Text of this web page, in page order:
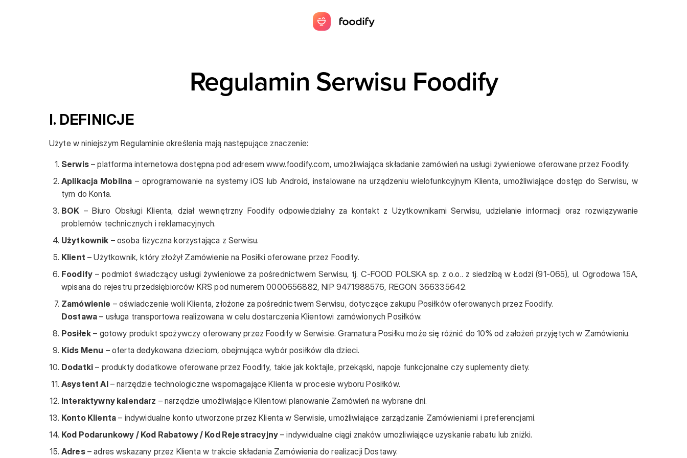
Regulamin Serwisu Foodify
I. DEFINICJE
Użyte w niniejszym Regulaminie określenia mają następujące znaczenie:
Serwis– platforma internetowa dostępna pod adresem www.foodify.com, umożliwiająca składanie zamówień na usługi żywieniowe oferowane przez Foodify.
Aplikacja Mobilna – oprogramowanie na systemy iOS lub Android, instalowane na urządzeniu wielofunkcyjnym Klienta, umożliwiające dostęp do Serwisu, w
tym do Konta.
BOK – Biuro Obsługi Klienta, dział wewnętrzny Foodify odpowiedzialny za kontakt z Użytkownikami Serwisu, udzielanie informacji oraz rozwiązywanie
problemów technicznych i reklamacyjnych.
Użytkownik – osoba fizyczna korzystająca z Serwisu.
Klient – Użytkownik, który złożył Zamówienie na Posiłki oferowane przez Foodify.
Foodify – podmiot świadczący usługi żywieniowe za pośrednictwem Serwisu, tj. C-FOOD POLSKA sp. z o.o.. z siedzibą w Łodzi (91-065), ul. Ogrodowa 15A,
wpisana do rejestru przedsiębiorców KRS pod numerem 0000656882, NIP 9471988576, REGON 366335642.
Zamówienie – oświadczenie woli Klienta, złożone za pośrednictwem Serwisu, dotyczące zakupu Posiłków oferowanych przez Foodify.
Dostawa – usługa transportowa realizowana w celu dostarczenia Klientowi zamówionych Posiłków.
Posiłek – gotowy produkt spożywczy oferowany przez Foodify w Serwisie. Gramatura Posiłku może się różnić do 10% od założeń przyjętych w Zamówieniu.
Kids Menu – oferta dedykowana dzieciom, obejmująca wybór posiłków dla dzieci.
Dodatki – produkty dodatkowe oferowane przez Foodify, takie jak koktajle, przekąski, napoje funkcjonalne czy suplementy diety.
Asystent AI– narzędzie technologiczne wspomagające Klienta w procesie wyboru Posiłków.
Interaktywny kalendarz – narzędzie umożliwiające Klientowi planowanie Zamówień na wybrane dni.
Konto Klienta – indywidualne konto utworzone przez Klienta w Serwisie, umożliwiające zarządzanie Zamówieniami i preferencjami.
Kod Podarunkowy / Kod Rabatowy / Kod Rejestracyjny – indywidualne ciągi znaków umożliwiające uzyskanie rabatu lub zniżki.
Adres– adres wskazany przez Klienta w trakcie składania Zamówienia do realizacji Dostawy.